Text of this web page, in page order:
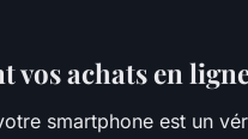
vos achats en
smartphone est un